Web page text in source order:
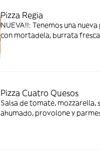
Pizza Regia
NUEVA!!: Tenemos una
con mortadela, burrata
Pizza Cuatro Quesos
Salsa de tomate, mozzarella,
ahumado, provolone y